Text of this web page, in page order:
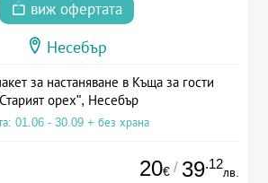
виж офертата
Несебър
за настаняване в Къща за гости
орех", Несебър
01.06 - 30.09 + без храна
20€ / 39.12
лв.